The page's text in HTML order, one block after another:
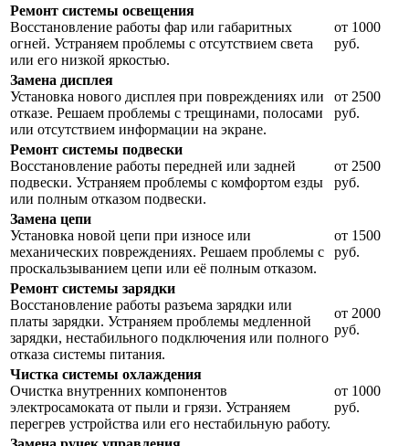
Ремонт системы освещения
Восстановление работы фар или габаритных
огней. Устраняем проблемы с отсутствием света
или его низкой яркостью.
от 1000
руб.
Замена дисплея
Установка нового дисплея при повреждениях или
отказе. Решаем проблемы с трещинами, полосами
или отсутствием информации на экране.
от 2500
руб.
Ремонт системы подвески
Восстановление работы передней или задней
подвески. Устраняем проблемы с комфортом езды
или полным отказом подвески.
от 2500
руб.
Замена цепи
Установка новой цепи при износе или
механических повреждениях. Решаем проблемы с
проскальзыванием цепи или её полным отказом.
от 1500
руб.
Ремонт системы зарядки
Восстановление работы разъема зарядки или
платы зарядки. Устраняем проблемы медленной
зарядки, нестабильного подключения или полного
отказа системы питания.
от 2000
руб.
Чистка системы охлаждения
Очистка внутренних компонентов
электросамоката от пыли и грязи. Устраняем
перегрев устройства или его нестабильную работу.
от 1000
руб.